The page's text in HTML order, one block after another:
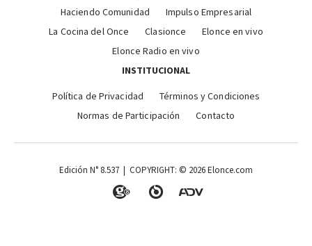
Haciendo Comunidad
Impulso Empresarial
La Cocina del Once
Clasionce
Elonce en vivo
Elonce Radio en vivo
INSTITUCIONAL
Política de Privacidad
Términos y Condiciones
Normas de Participación
Contacto
Edición N° 8.537 | COPYRIGHT: © 2026 Elonce.com